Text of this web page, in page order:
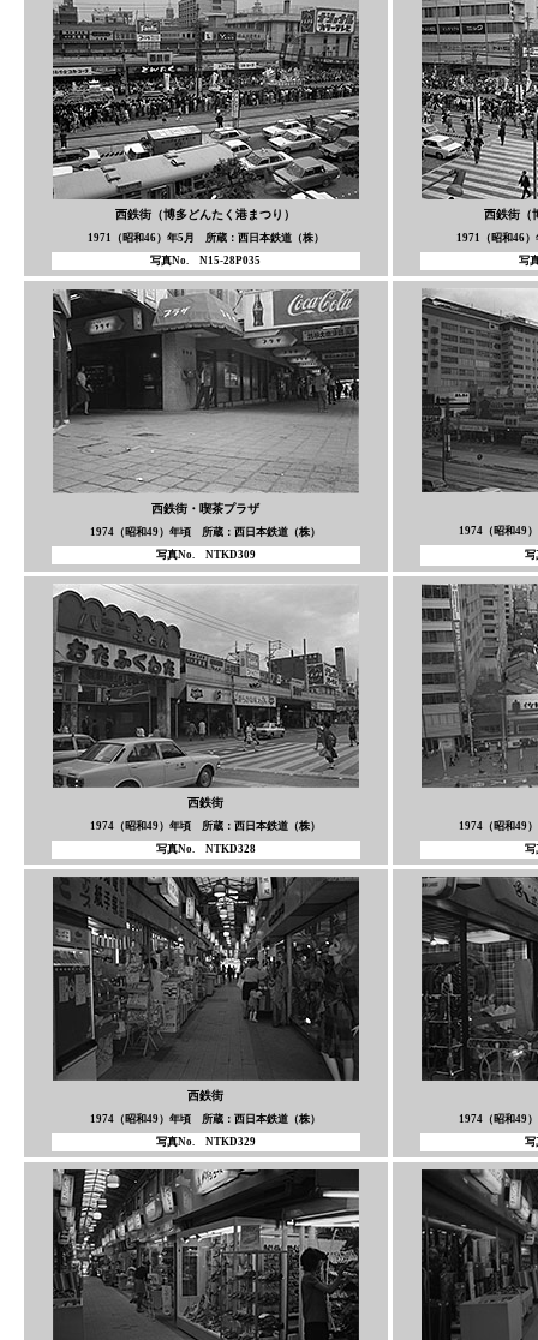
西鉄街（博多どんたく港まつり）
1971（昭和46）年5月 所蔵：西日本鉄道（株）
写真No. N15-28P035
西鉄街（
1971（昭和46
写
西鉄街・喫茶プラザ
1974（昭和49）年頃 所蔵：西日本鉄道（株）
写真No. NTKD309
1974（昭和49
西鉄街
1974（昭和49）年頃 所蔵：西日本鉄道（株）
写真No. NTKD328
1974（昭和49
西鉄街
1974（昭和49）年頃 所蔵：西日本鉄道（株）
写真No. NTKD329
1974（昭和49